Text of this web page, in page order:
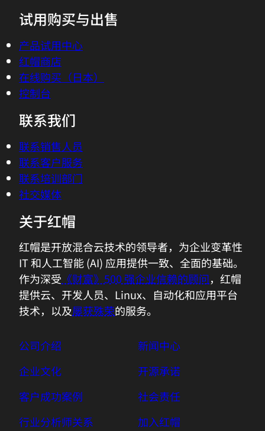
次促销优惠的任何条款，则本次促销优惠将
无效。 在法律禁止的情况下，该促销优惠
无效。除非这些条款和条件中另有规定，否
则红帽企业协议和附录 2A 中的所有条款
(https://www.redhat.com/zh/about/agreements)
以及相关的红帽培训政策
(https://www.redhat.com/zh/about/red-
议”）适用于与本次促销优惠相关的符合条
件的产品。如果该促销优惠的条款与协议之
间存在冲突，则由红帽自行决定以本促销优
惠的条款解决冲突。
试用购买与出售
产品试用中心
红帽商店
在线购买（日本）
控制台
联系我们
联系销售人员
联系客户服务
联系培训部门
社交媒体
关于红帽
红帽是开放混合云技术的领导者，为企业变革性
IT 和人工智能 (AI) 应用提供一致、全面的基础。
作为深受 《财富》500 强企业信赖的顾问，红帽
提供云、开发人员、Linux、自动化和应用平台
技术，以及屡获殊荣的服务。
公司介绍
企业文化
客户成功案例
行业分析师关系
新闻中心
开源承诺
社会责任
加入红帽